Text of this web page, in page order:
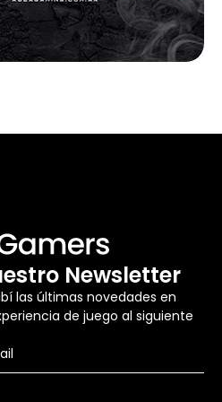
Newsletter
las últimas novedades en
de juego al siguiente